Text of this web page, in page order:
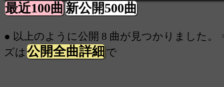
最近100曲新公開500曲
● 以上のように公開 8 曲が見つかりました
ズは 公開全曲詳細で